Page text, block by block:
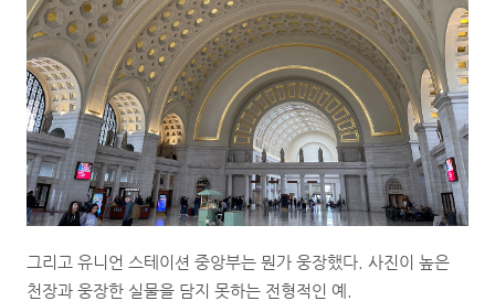
그리고 유니언 스테이션 중앙부는 뭔가 웅장했다. 사진이 높은
천장과 웅장한 실물을 담지 못하는 전형적인 예.